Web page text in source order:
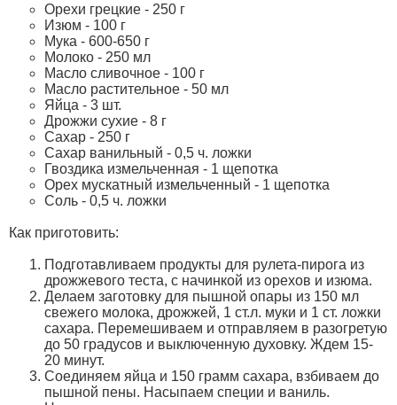
Орехи грецкие - 250 г
Изюм - 100 г
Мука - 600-650 г
Молоко - 250 мл
Масло сливочное - 100 г
Масло растительное - 50 мл
Яйца - 3 шт.
Дрожжи сухие - 8 г
Сахар - 250 г
Сахар ванильный - 0,5 ч. ложки
Гвоздика измельченная - 1 щепотка
Орех мускатный измельченный - 1 щепотка
Соль - 0,5 ч. ложки
Как приготовить:
Подготавливаем продукты для рулета-пирога из
дрожжевого теста, с начинкой из орехов и изюма.
Делаем заготовку для пышной опары из 150 мл
свежего молока, дрожжей, 1 ст.л. муки и 1 ст. ложки
сахара. Перемешиваем и отправляем в разогретую
до 50 градусов и выключенную духовку. Ждем 15-
20 минут.
Соединяем яйца и 150 грамм сахара, взбиваем до
пышной пены. Насыпаем специи и ваниль.